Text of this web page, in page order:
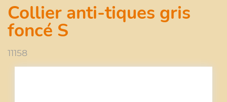
Collier anti-tiques gris
foncé S
11158